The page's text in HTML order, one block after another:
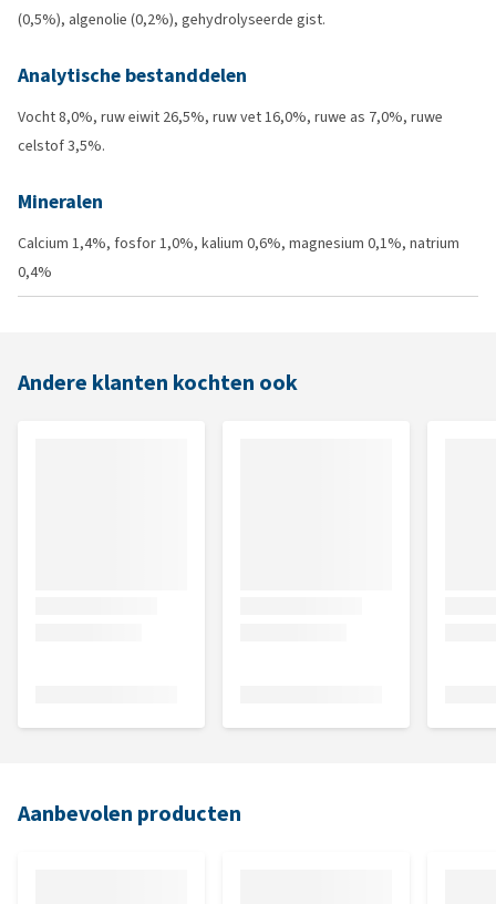
(0,5%), algenolie (0,2%), gehydrolyseerde gist.
Analytische bestanddelen
Vocht 8,0%, ruw eiwit 26,5%, ruw vet 16,0%, ruwe as 7,0%, ruwe
celstof 3,5%.
Mineralen
Calcium 1,4%, fosfor 1,0%, kalium 0,6%, magnesium 0,1%, natrium
0,4%
Andere klanten kochten ook
Aanbevolen producten